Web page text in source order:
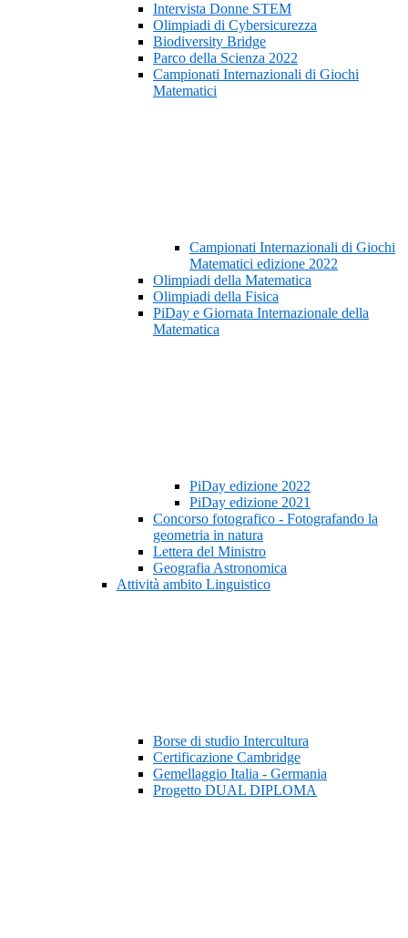
Intervista Donne STEM
Olimpiadi di Cybersicurezza
Biodiversity Bridge
Parco della Scienza 2022
Campionati Internazionali di Giochi
Matematici
Campionati Internazionali di Giochi
Matematici edizione 2022
Olimpiadi della Matematica
Olimpiadi della Fisica
PiDay e Giornata Internazionale della
Matematica
PiDay edizione 2022
PiDay edizione 2021
Concorso fotografico - Fotografando la
geometria in natura
Lettera del Ministro
Geografia Astronomica
Attività ambito Linguistico
Borse di studio Intercultura
Certificazione Cambridge
Gemellaggio Italia - Germania
Progetto DUAL DIPLOMA